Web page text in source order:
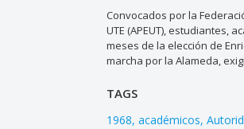
Convocados por la
UTE (APEUT), estudiantes,
meses de la elección de
marcha por la Alameda,
TAGS
1968 académicos